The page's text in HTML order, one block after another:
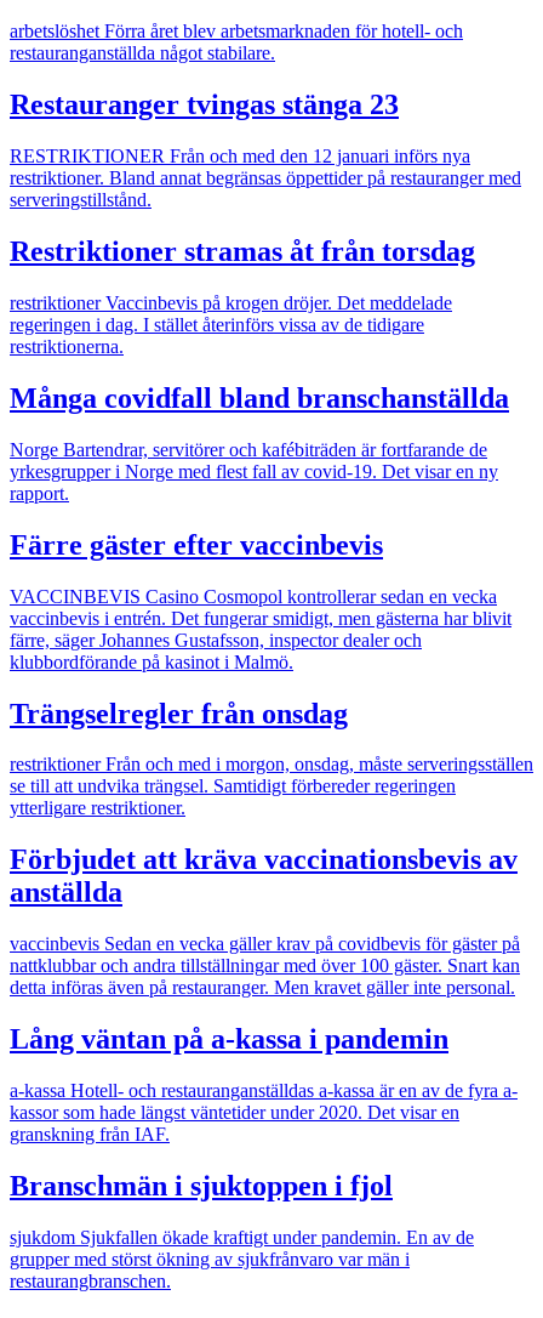
arbetslöshet Förra året blev arbetsmarknaden för hotell- och
restauranganställda något stabilare.
Restauranger tvingas stänga 23
RESTRIKTIONER Från och med den 12 januari införs nya
restriktioner. Bland annat begränsas öppettider på restauranger med
serveringstillstånd.
Restriktioner stramas åt från torsdag
restriktionerVaccinbevis på krogen dröjer. Det meddelade
regeringen i dag. I stället återinförs vissa av de tidigare
restriktionerna.
Många covidfall bland branschanställda
Norge Bartendrar, servitörer och kafébiträden är fortfarande de
yrkesgrupper i Norge med flest fall av covid-19. Det visar en ny
rapport.
Färre gäster efter vaccinbevis
VACCINBEVIS Casino Cosmopol kontrollerar sedan en vecka
vaccinbevis i entrén. Det fungerar smidigt, men gästerna har blivit
färre, säger Johannes Gustafsson, inspector dealer och
klubbordförande på kasinot i Malmö.
Trängselregler från onsdag
restriktionerFrån och med i morgon, onsdag, måste serveringsställen
se till att undvika trängsel. Samtidigt förbereder regeringen
ytterligare restriktioner.
Förbjudet att kräva vaccinationsbevis av
anställda
vaccinbevis Sedan en vecka gäller krav på covidbevis för gäster på
nattklubbar och andra tillställningar med över 100 gäster. Snart kan
detta införas även på restauranger. Men kravet gäller inte personal.
Lång väntan på a-kassa i pandemin
a-kassa Hotell- och restauranganställdas a-kassa är en av de fyra a-
kassor som hade längst väntetider under 2020. Det visar en
granskning från IAF.
Branschmän i sjuktoppen i fjol
sjukdom Sjukfallen ökade kraftigt under pandemin. En av de
grupper med störst ökning av sjukfrånvaro var män i
restaurangbranschen.